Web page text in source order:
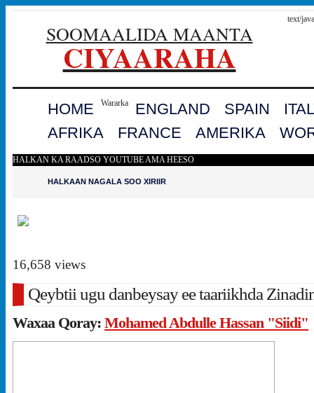
SOOMAALIDA MAANTA
CIYAARAHA
text/
HOME Wararka ENGLAND SPAIN
AFRIKA
FRANCE AMERIKA
HALKAN KA RAADSO YOUTUBE AMA HEESO
HALKAAN NAGALA SOO XIRIIR
16,658 views
Qeybtii ugu danbeysay ee taariikhda
Waxaa Qoray: Mohamed Abdulle Hassan "Siidi"